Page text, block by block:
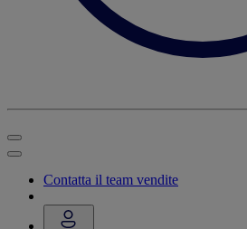
Contatta il team vendite